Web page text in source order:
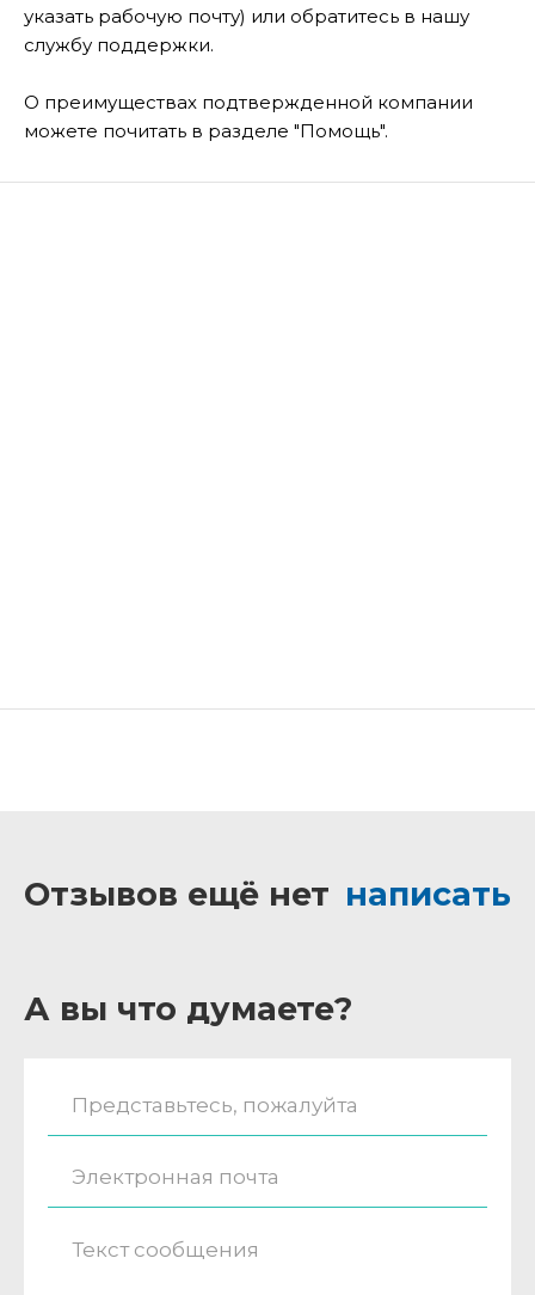
указать рабочую почту) или обратитесь в нашу
службу поддержки.
О преимуществах подтвержденной компании
можете почитать в разделе "Помощь".
Отзывов ещё нет написать
А вы что думаете?